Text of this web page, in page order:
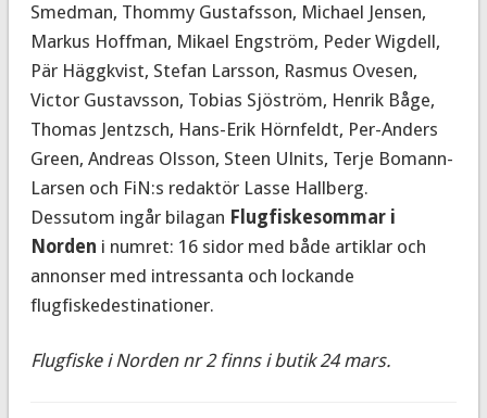
Smedman, Thommy Gustafsson, Michael Jensen,
Markus Hoffman, Mikael Engström, Peder Wigdell,
Pär Häggkvist, Stefan Larsson, Rasmus Ovesen,
Victor Gustavsson, Tobias Sjöström, Henrik Båge,
Thomas Jentzsch, Hans-Erik Hörnfeldt, Per-Anders
Green, Andreas Olsson, Steen Ulnits, Terje Bomann-
Larsen och FiN:s redaktör Lasse Hallberg.
Dessutom ingår bilagan Flugfiskesommar i
Norden i numret: 16 sidor med både artiklar och
annonser med intressanta och lockande
flugfiskedestinationer.
Flugfiske i Norden nr 2 finns i butik 24 mars.